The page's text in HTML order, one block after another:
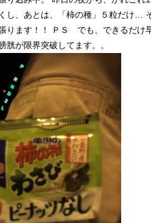
し、あとは、「柿の種」５粒だけ…
ります！！ ＰＳ でも、できるだけ
胱が限界突破してます。。